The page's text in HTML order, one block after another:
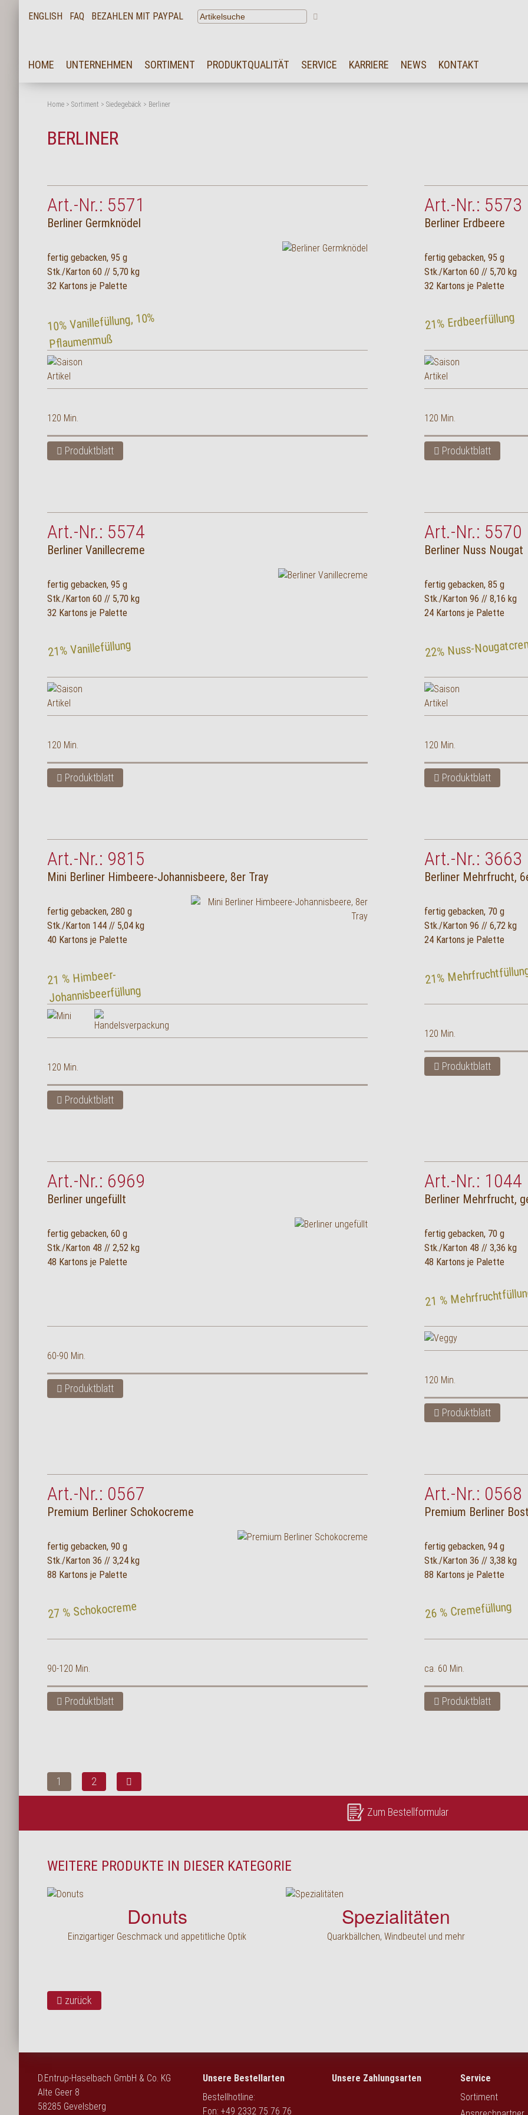
ENGLISH FAQ BEZAHLEN MIT PAYPAL
HOME UNTERNEHMEN SORTIMENT PRODUKTQUALITÄT SERVICE KARRIERE NEWS KONTAKT
Home > Sortiment > Siedegebäck > Berliner
BERLINER
Art.-Nr.: 5571
Berliner Germknödel
fertig gebacken, 95 g
Stk./Karton 60 // 5,70 kg
32 Kartons je Palette
10% Vanillefüllung, 10%
Pflaumenmuß
120 Min.
Produktblatt
Art.-Nr.: 5573
Berliner Erdbeere
fertig gebacken, 95 g
Stk./Karton 60 // 5,70 kg
32 Kartons je Palette
21% Erdbeerfüllung
120 Min.
Produktblatt
Art.-Nr.: 5574
Berliner Vanillecreme
fertig gebacken, 95 g
Stk./Karton 60 // 5,70 kg
32 Kartons je Palette
21% Vanillefüllung
120 Min.
Produktblatt
Art.-Nr.: 5570
Berliner Nuss Nougat
fertig gebacken, 85 g
Stk./Karton 96 // 8,16 kg
24 Kartons je Palette
22% Nuss-
120 Min.
Produktblatt
Art.-Nr.: 9815
Mini Berliner Himbeere-Johannisbeere, 8er Tray
fertig gebacken, 280 g
Stk./Karton 144 // 5,04 kg
40 Kartons je Palette
21 % Himbeer-
Johannisbeerfüllung
120 Min.
Produktblatt
Art.-Nr.: 3663
Berliner Mehrfrucht,
fertig gebacken, 70 g
Stk./Karton 96 // 6,72 kg
24 Kartons je Palette
21%
120 Min.
Produktblatt
Art.-Nr.: 6969
Berliner ungefüllt
fertig gebacken, 60 g
Stk./Karton 48 // 2,52 kg
48 Kartons je Palette
60-90 Min.
Produktblatt
Art.-Nr.: 1044
Berliner Mehrfrucht,
fertig gebacken, 70 g
Stk./Karton 48 // 3,36 kg
48 Kartons je Palette
21 %
120 Min.
Produktblatt
Art.-Nr.: 0567
Premium Berliner Schokocreme
fertig gebacken, 90 g
Stk./Karton 36 // 3,24 kg
88 Kartons je Palette
27 % Schokocreme
90-120 Min.
Produktblatt
Art.-Nr.: 0568
Premium Berliner
fertig gebacken, 94 g
Stk./Karton 36 // 3,38 kg
88 Kartons je Palette
26 % Cremefüllung
ca. 60 Min.
Produktblatt
1 2
Zum Bestellformular
WEITERE PRODUKTE IN DIESER KATEGORIE
Donuts
Einzigartiger Geschmack und appetitliche Optik
Spezialitäten
Quarkbällchen, Windbeutel und mehr
zurück
D.Entrup-Haselbach GmbH & Co. KG
Alte Geer 8
58285 Gevelsberg
Unsere Bestellarten
Bestellhotline:
Fon: +49 2332 75 76 76
Unsere Zahlungsarten
Service
Sortiment
SORTIMENT
SERVICE
KONTAKT